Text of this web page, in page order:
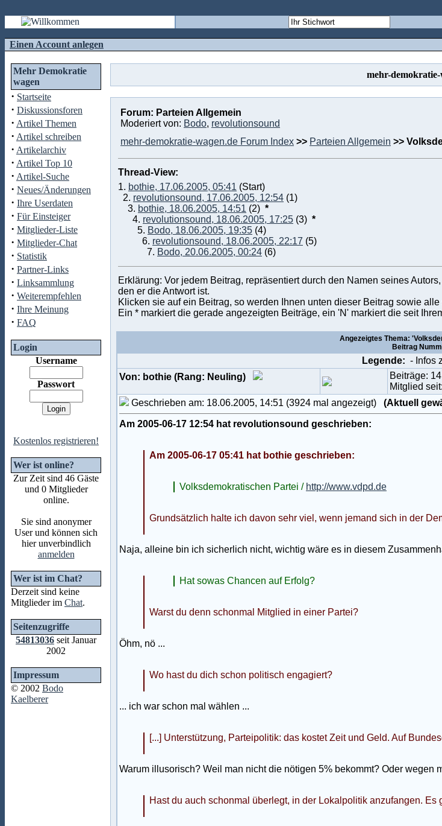
Einen Account anlegen
Mehr Demokratie
wagen
· Startseite
· Diskussionsforen
· Artikel Themen
· Artikel schreiben
· Artikelarchiv
· Artikel Top 10
· Artikel-Suche
· Neues/Änderungen
· Ihre Userdaten
· Für Einsteiger
· Mitglieder-Liste
· Mitglieder-Chat
· Statistik
· Partner-Links
· Linksammlung
· Weiterempfehlen
· Ihre Meinung
· FAQ
Login
Username
Passwort
Kostenlos registrieren!
Wer ist online?
Zur Zeit sind 46 Gäste
und 0 Mitglieder
online.
Sie sind anonymer
User und können sich
hier unverbindlich
anmelden
Wer ist im Chat?
Derzeit sind keine
Mitglieder im Chat.
Seitenzugriffe
54813036 seit Januar
2002
Impressum
© 2002 Bodo
Kaelberer
mehr-
Forum: Parteien Allgemein
Moderiert von: Bodo, revolutionsound
mehr-demokratie-wagen.de Forum Index >> Parteien Allgemein >>
Thread-View:
1. bothie, 17.06.2005, 05:41 (Start)
2. revolutionsound, 17.06.2005, 12:54 (1)
3. bothie, 18.06.2005, 14:51 (2) *
4. revolutionsound, 18.06.2005, 17:25 (3) *
5. Bodo, 18.06.2005, 19:35 (4)
6. revolutionsound, 18.06.2005, 22:17 (5)
7. Bodo, 20.06.2005, 00:24 (6)
Erklärung: Vor jedem Beitrag, repräsentiert durch den Namen seines
den er die Antwort ist.
Klicken sie auf ein Beitrag, so werden Ihnen unten dieser Beitrag sowie
Ein * markiert die gerade angezeigten Beiträge, ein 'N' markiert die seit
Angezeigtes Thema:
Beitrag
Legende: - Infos
Von: bothie (Rang: Neuling)
Beiträge: 14
Mitglied
Geschrieben am: 18.06.2005, 14:51 (3924 mal angezeigt) (Aktuell
Am 2005-06-17 12:54 hat revolutionsound geschrieben:
Am 2005-06-17 05:41 hat bothie geschrieben:
Volksdemokratischen Partei / http://www.vdpd.de
Grundsätzlich halte ich davon sehr viel, wenn jemand sich in der
Naja, alleine bin ich sicherlich nicht, wichtig wäre es in diesem
Hat sowas Chancen auf Erfolg?
Warst du denn schonmal Mitglied in einer Partei?
Öhm, nö ...
Wo hast du dich schon politisch engagiert?
... ich war schon mal wählen ...
[...] Unterstützung, Parteipolitik: das kostet Zeit und Geld. Auf
Warum illusorisch? Weil man nicht die nötigen 5% bekommt? Oder wegen
Hast du auch schonmal überlegt, in der Lokalpolitik anzufangen.